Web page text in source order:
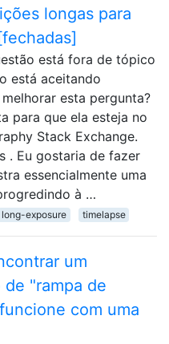
longas para
está fora de tópico
está aceitando
esta pergunta?
para que ela esteja no
Stack Exchange.
. Eu gostaria de fazer
essencialmente uma
à …
long-exposure timelapse
um
"rampa de
com uma